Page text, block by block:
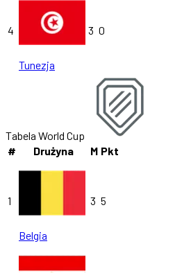
4
Tunezja
3 0
Tabela World Cup
#
Drużyna M Pkt
1
Belgia
3 5